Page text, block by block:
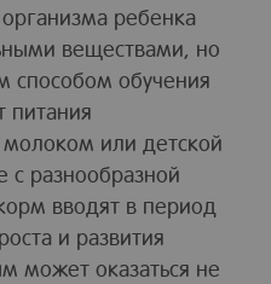
ребенка
веществами, но
способом обучения
или детской
разнообразной
вводят в период
и развития
может оказаться не